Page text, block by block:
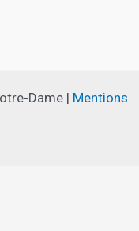
Dame | Mentions